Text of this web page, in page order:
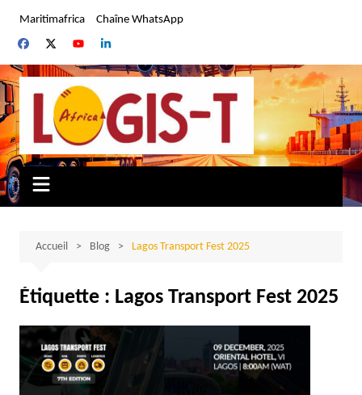
contenu
Maritimafrica Chaîne WhatsApp
Accueil Blog Lagos Transport Fest 2025
Étiquette : Lagos Transport Fest 2025